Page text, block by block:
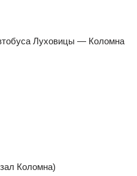
Луховицы — Коломна
Коломна)